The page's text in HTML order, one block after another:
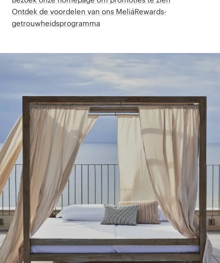
Ontdek de voordelen van ons MeliáRewards-
getrouwheidsprogramma